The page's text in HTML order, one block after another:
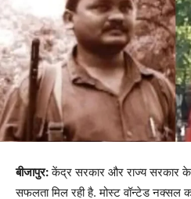
बीजापुर:केंद्र सरकार और राज्य सरकार
सफलता मिल रही है. मोस्ट वॉन्टेड नक्सल